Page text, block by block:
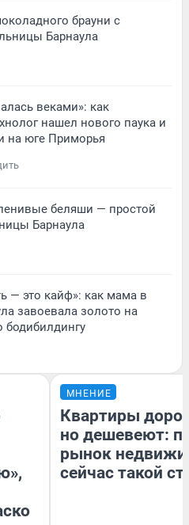
брауни с
Барнаула
веками»: как
нашел нового паука и
на юге Приморья
беляши — простой
Барнаула
— это кайф»: как мама в
завоевала золото на
бодибилдингу
МНЕНИЕ
Квартиры
но дешевеют:
рынок
сейчас такой